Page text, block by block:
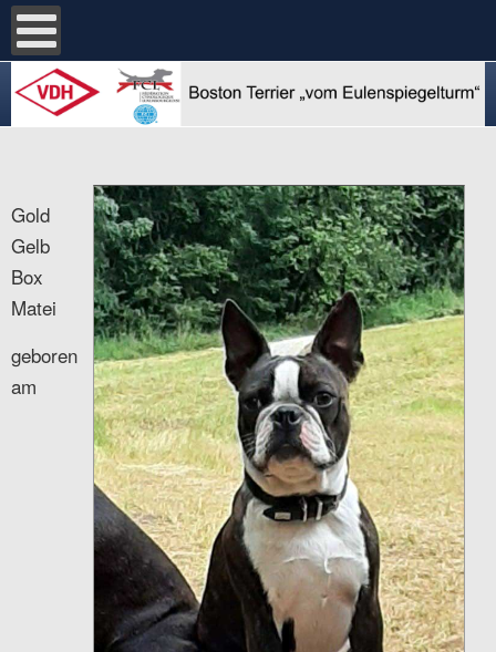
Gold
Gelb
Box
Matei
geboren
am